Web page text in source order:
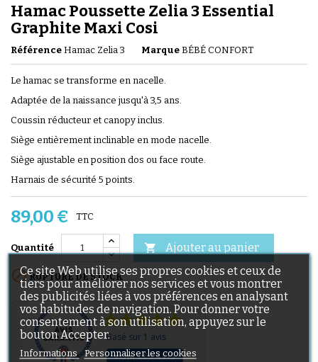
Hamac Poussette Zelia 3 Essential
Graphite Maxi Cosi
Référence Hamac Zelia 3 Marque BÉBÉ CONFORT
Le hamac se transforme en nacelle.
Adaptée de la naissance jusqu'à 3,5 ans.
Coussin réducteur et canopy inclus.
Siège entièrement inclinable en mode nacelle.
Siège ajustable en position dos ou face route.
Harnais de sécurité 5 points.
89,00 € TTC
Quantité  Ajouter au panier
RUPTURE DE STOCK
Basé sur 1 avis
VOIR LES AVIS
Ce site Web utilise ses propres cookies et ceux de
tiers pour améliorer nos services et vous montrer
des publicités liées à vos préférences en analysant
vos habitudes de navigation. Pour donner votre
consentement à son utilisation, appuyez sur le
bouton Accepter.
Informations Personnaliser les cookies